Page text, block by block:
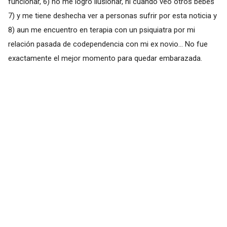
7) y me tiene deshecha ver a personas sufrir por esta noticia y
8) aun me encuentro en terapia con un psiquiatra por mi
relación pasada de codependencia con mi ex novio... No fue
exactamente el mejor momento para quedar embarazada.